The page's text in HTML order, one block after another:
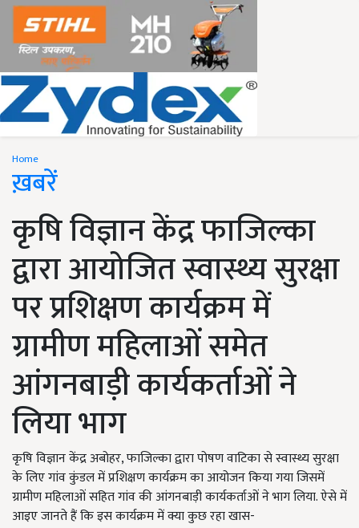
Home
ख़बरें
कृषि विज्ञान केंद्र फाजिल्का
द्वारा आयोजित स्वास्थ्य सुरक्षा
पर प्रशिक्षण कार्यक्रम में
ग्रामीण महिलाओं समेत
आंगनबाड़ी कार्यकर्ताओं ने
लिया भाग
कृषि विज्ञान केंद्र अबोहर, फाजिल्का द्वारा पोषण वाटिका से स्वास्थ्य सुरक्षा
के लिए गांव कुंडल में प्रशिक्षण कार्यक्रम का आयोजन किया गया जिसमें
ग्रामीण महिलाओं सहित गांव की आंगनबाड़ी कार्यकर्ताओं ने भाग लिया. ऐसे में
आइए जानते हैं कि इस कार्यक्रम में क्या कुछ रहा खास-